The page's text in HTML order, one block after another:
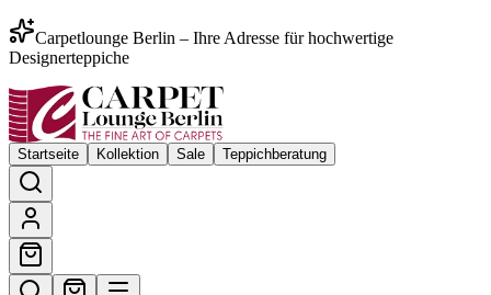
Carpetlounge Berlin – Ihre Adresse für hochwertige
Designerteppiche
Startseite Kollektion Sale Teppichberatung